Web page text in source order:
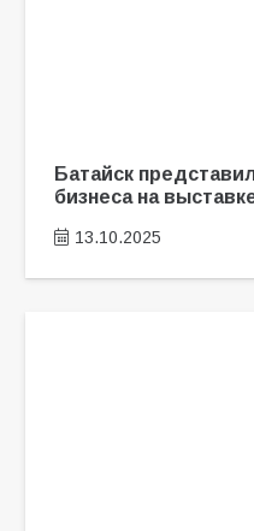
Батайск
бизнеса на
13.10.2025